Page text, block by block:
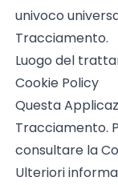
univoco
Tracciamento.
Luogo del
Cookie Policy
Questa
Tracciamento.
consultare la
Ulteriori